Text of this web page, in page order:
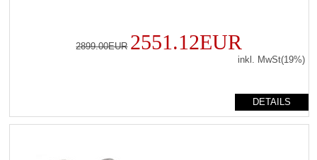
2899.00EUR 2551.12EUR
inkl. MwSt(19%)
DETAILS